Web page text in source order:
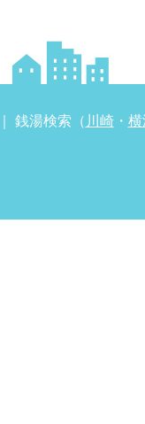
｜ 銭湯検索（ 川崎・ 横